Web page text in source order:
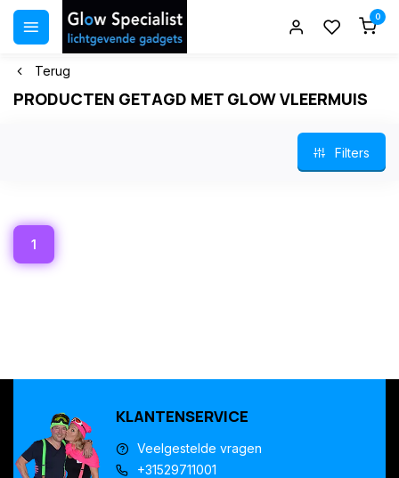
0
Terug
PRODUCTEN GETAGD MET GLOW VLEERMUIS
Filters
1
KLANTENSERVICE
Veelgestelde vragen
+31529711001